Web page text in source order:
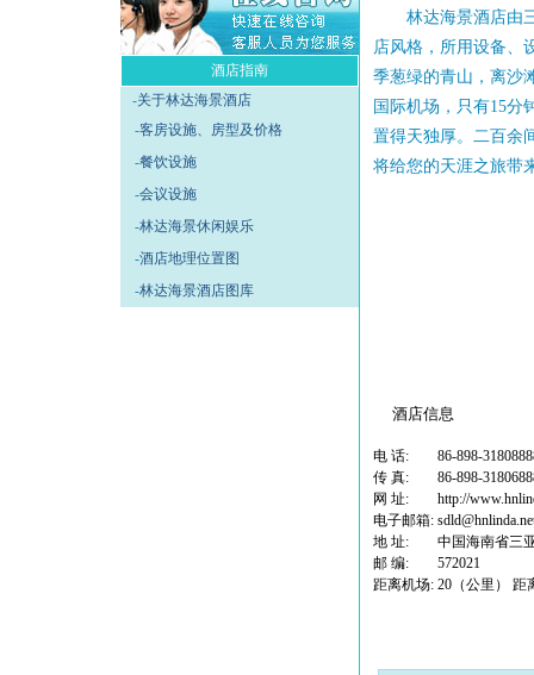
酒店指南
-关于林达海景酒店
-客房设施、房型及价格
-餐饮设施
-会议设施
-林达海景休闲娱乐
-酒店地理位置图
-林达海景酒店图库
林达海景酒店由三
店风格，所用设备、
季葱绿的青山，离沙
国际机场，只有15分
置得天独厚。二百余
将给您的天涯之旅带
酒店信息
电 话:
86-898-
传 真:
86-898-
网 址:
http://
电子邮箱:
地 址:
中国海南省三
邮 编:
572021
距离机场: 20 （公里）